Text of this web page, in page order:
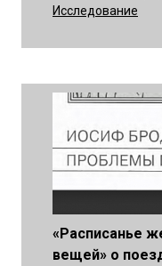
Исследование
«Расписанье
вещей» о